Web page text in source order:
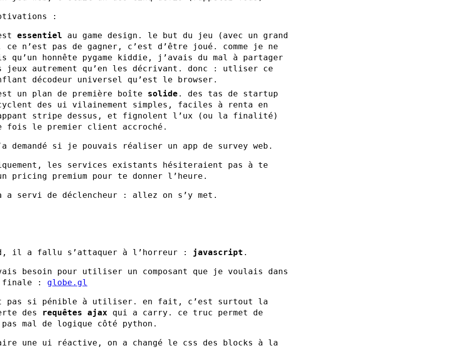
:
essentiel au game design. le but du jeu (avec un grand
n’est pas de gagner, c’est d’être joué. comme je ne
qu’un honnête pygame kiddie, j’avais du mal à partager
jeux autrement qu’en les décrivant. donc : utliser ce
décodeur universel qu’est le browser.
un plan de première boîte solide . des tas de startup
des ui vilainement simples, faciles à renta en
stripe dessus, et fignolent l’ux (ou la finalité)
fois le premier client accroché.
demandé si je pouvais réaliser un app de survey web.
les services existants hésiteraient pas à te
pricing premium pour te donner l’heure.
a servi de déclencheur : allez on s’y met.
il a fallu s’attaquer à l’horreur : javascript .
besoin pour utiliser un composant que je voulais dans
finale : globe.gl
pas si pénible à utiliser. en fait, c’est surtout la
des
requêtes ajax qui a carry. ce truc permet de
mal de logique côté python.
une ui réactive, on a changé le css des blocks à la